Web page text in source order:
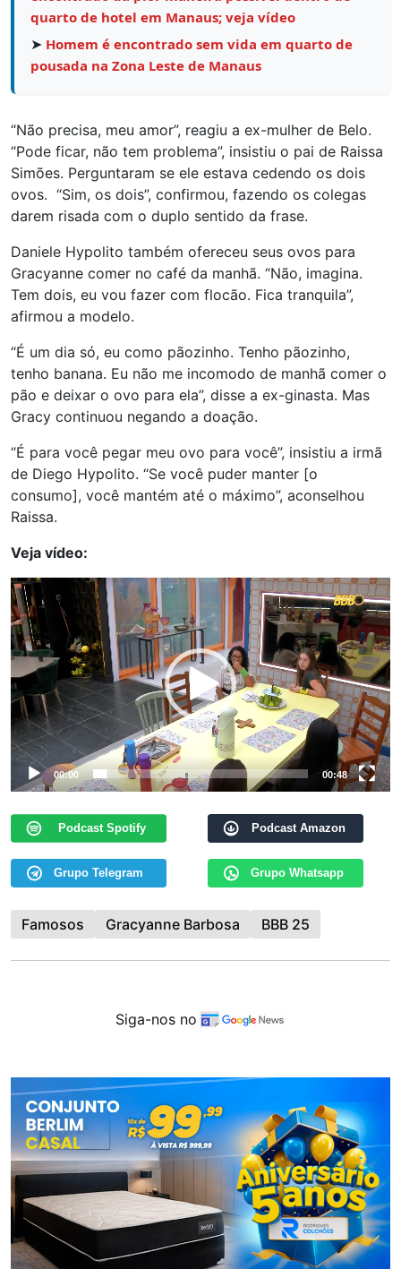
quarto de hotel em Manaus; veja vídeo
➤ Homem é encontrado sem vida em quarto de
pousada na Zona Leste de Manaus
“Não precisa, meu amor”, reagiu a ex-mulher de Belo.
“Pode ficar, não tem problema”, insistiu o pai de Raissa
Simões. Perguntaram se ele estava cedendo os dois
ovos. “Sim, os dois”, confirmou, fazendo os colegas
darem risada com o duplo sentido da frase.
Daniele Hypolito também ofereceu seus ovos para
Gracyanne comer no café da manhã. “Não, imagina.
Tem dois, eu vou fazer com flocão. Fica tranquila”,
afirmou a modelo.
“É um dia só, eu como pãozinho. Tenho pãozinho,
tenho banana. Eu não me incomodo de manhã comer o
pão e deixar o ovo para ela”, disse a ex-ginasta. Mas
Gracy continuou negando a doação.
“É para você pegar meu ovo para você”, insistiu a irmã
de Diego Hypolito. “Se você puder manter [o
consumo], você mantém até o máximo”, aconselhou
Raissa.
Veja vídeo:
Tocador
de
vídeo
00:00 00:48
Podcast Spotify Podcast Amazon
Grupo Telegram Grupo Whatsapp
Famosos Gracyanne Barbosa BBB 25
Siga-nos no